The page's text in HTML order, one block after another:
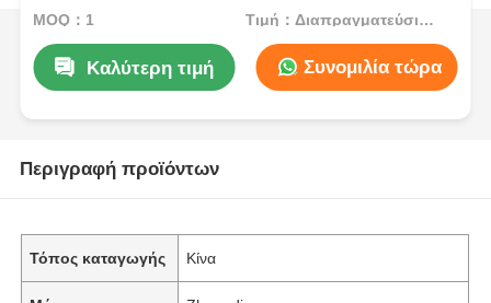
Λεπτό
MOQ：1 Τιμή：Διαπραγματεύσιμος
Καλύτερη τιμή Συνομιλία τώρα
Περιγραφή προϊόντων
Τόπος καταγωγής Κίνα